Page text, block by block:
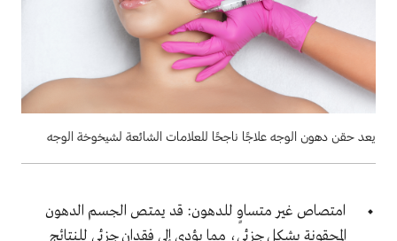
يعد حقن دهون الوجه علاجًا ناجحًا للعلامات الشائعة لشيخوخة الوجه
امتصاص غير متساوٍ للدهون: قد يمتص الجسم الدهون
المحقونة بشكل جزئي، مما يؤدي إلى فقدان جزئي للنتائج